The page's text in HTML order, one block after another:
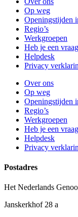
Op weg
Openingstijden
Regio’s
Werkgroepen
Heb je een
Helpdesk
Privacy
Over ons
Op weg
Openingstijden
Regio’s
Werkgroepen
Heb je een
Helpdesk
Privacy
Postadres
Het Nederlands
Janskerkhof 28 a